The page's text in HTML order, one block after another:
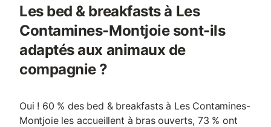
Les bed & breakfasts à Les
Contamines-Montjoie sont-ils
adaptés aux animaux de
compagnie ?
Oui ! 60 % des bed & breakfasts à Les Contamines-
Montjoie les accueillent à bras ouverts, 73 % ont